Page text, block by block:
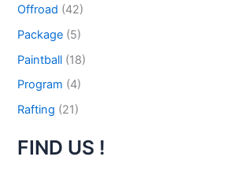
Offroad (42)
Package (5)
Paintball (18)
Program (4)
Rafting (21)
FIND US !